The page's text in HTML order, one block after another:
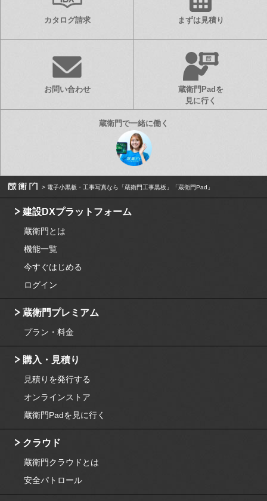
カタログ請求 まずは見積り
お問い合わせ
蔵衛門Padを
見に行く
電子小黒板・工事写真なら「蔵衛門工事黒板」「蔵衛門Pad」
建設DXプラットフォーム
蔵衛門とは
機能一覧
今すぐはじめる
ログイン
蔵衛門プレミアム
プラン・料金
購入・見積り
見積りを発行する
オンラインストア
蔵衛門Padを見に行く
クラウド
蔵衛門クラウドとは
安全パトロール